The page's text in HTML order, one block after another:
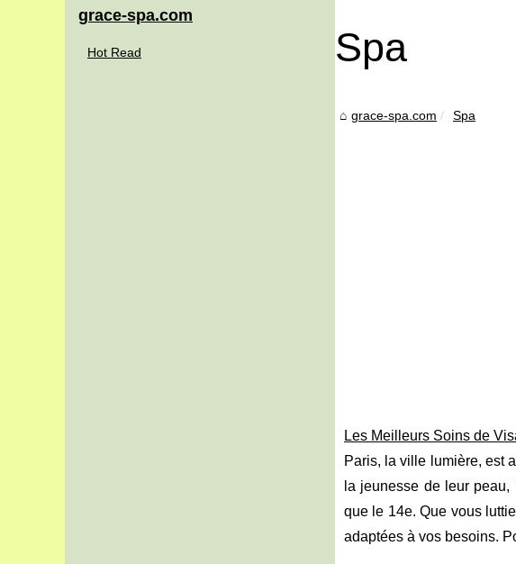
Spa
grace-spa.com Spa
Les Meilleurs Soins de
Paris, la ville lumière, est
la jeunesse de leur
que le 14e. Que vous
adaptées à vos besoins.
grace-spa.com
Hot Read